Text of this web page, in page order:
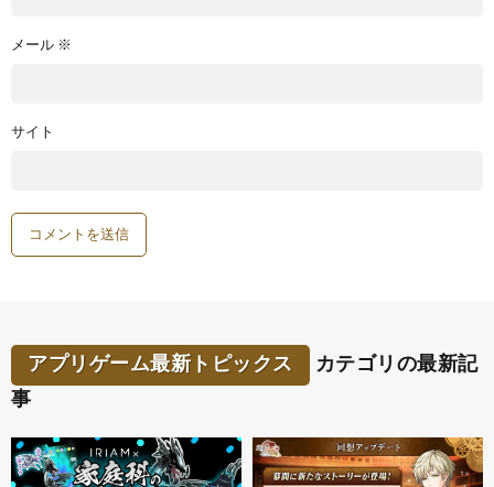
メール ※
サイト
アプリゲーム最新トピックス
カテゴリの最新記
事